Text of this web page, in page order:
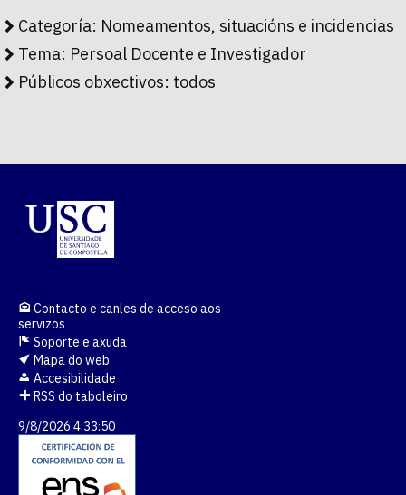
Categoría: Nomeamentos, situacións e incidencias
Tema: Persoal Docente e Investigador
Públicos obxectivos: todos
Contacto e canles de acceso aos
servizos
Soporte e axuda
Mapa do web
Accesibilidade
RSS do taboleiro
9/8/2026 4:33:50